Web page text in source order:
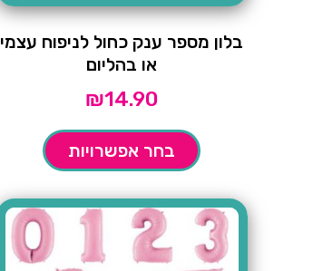
בלון מספר ענק כחול לניפוח עצמי
או בהליום
₪14.90
בחר אפשרויות